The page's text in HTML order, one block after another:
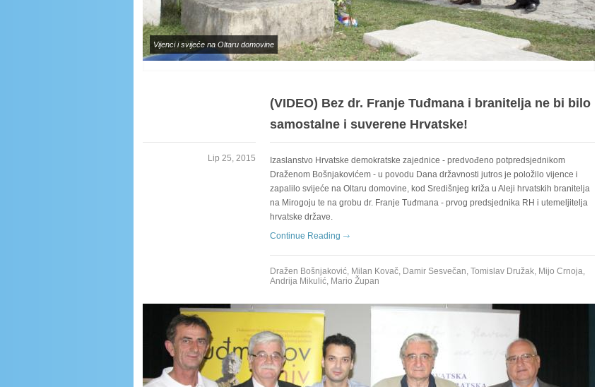
Vijenci i svijeće na Oltaru domovine
(VIDEO) Bez dr. Franje Tuđmana i branitelja ne bi bilo
samostalne i suverene Hrvatske!
Lip 25, 2015
Izaslanstvo Hrvatske demokratske zajednice - predvođeno potpredsjednikom
Draženom Bošnjakovićem - u povodu Dana državnosti jutros je položilo vijence i
zapalilo svijeće na Oltaru domovine, kod Središnjeg križa u Aleji hrvatskih branitelja
na Mirogoju te na grobu dr. Franje Tuđmana - prvog predsjednika RH i utemeljitelja
hrvatske države.
Continue Reading
Dražen Bošnjaković, Milan Kovač, Damir Sesvečan, Tomislav Družak, Mijo Crnoja,
Andrija Mikulić, Mario Župan